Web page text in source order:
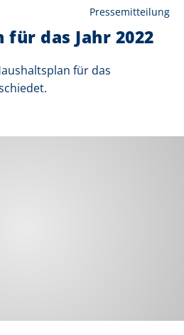
Pressemitteilung
das Jahr 2022
für das